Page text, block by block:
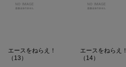
エースをねらえ！
（13）
エースをねらえ！
（14）